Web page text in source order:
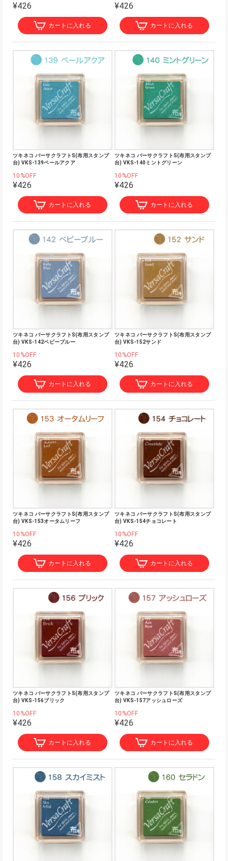
¥426
カートに入れる
¥426
カートに入れる
ツキネコ バーサクラフトS(布用スタンプ
台) VKS-139ペールアクア
10%OFF
¥426
カートに入れる
ツキネコ バーサクラフトS(布用スタンプ
台) VKS-140ミントグリーン
10%OFF
¥426
カートに入れる
ツキネコ バーサクラフトS(布用スタンプ
台) VKS-142ベビーブルー
10%OFF
¥426
カートに入れる
ツキネコ バーサクラフトS(布用スタンプ
台) VKS-152サンド
10%OFF
¥426
カートに入れる
ツキネコ バーサクラフトS(布用スタンプ
台) VKS-153オータムリーフ
10%OFF
¥426
カートに入れる
ツキネコ バーサクラフトS(布用スタンプ
台) VKS-154チョコレート
10%OFF
¥426
カートに入れる
ツキネコ バーサクラフトS(布用スタンプ
台) VKS-156ブリック
10%OFF
¥426
カートに入れる
ツキネコ バーサクラフトS(布用スタンプ
台) VKS-157アッシュローズ
10%OFF
¥426
カートに入れる